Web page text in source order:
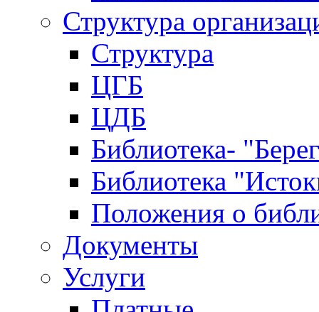
Структура
Структура
ЦГБ
ЦДБ
Библиотека-
Библиотека
Положения о
Документы
Услуги